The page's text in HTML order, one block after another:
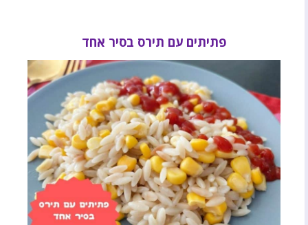
פתיתים עם תירס בסיר אחד